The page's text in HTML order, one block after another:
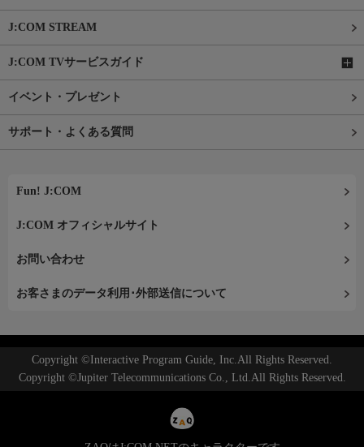
J:COM STREAM
J:COM TVサービスガイド
イベント・プレゼント
サポート・よくある質問
Fun! J:COM
J:COM オフィシャルサイト
お問い合わせ
お客さまのデータ利用･外部送信について
Copyright ©Interactive Program Guide, Inc.All Rights Reserved.
Copyright ©Jupiter Telecommunications Co., Ltd.All Rights Reserved.